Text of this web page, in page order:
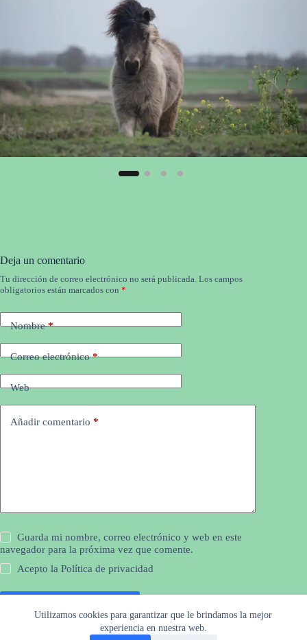
Utilizamos cookies para garantizar que le brindamos la mejor
experiencia en nuestra web.
Deja un comentario
Tu dirección de correo electrónico no será publicada. Los campos
obligatorios están marcados con *
Nombre*
Correo electrónico*
Web
Añadir comentario *
Guarda mi nombre, correo electrónico y web en este
navegador para la próxima vez que comente.
Acepto laPolítica de privacidad